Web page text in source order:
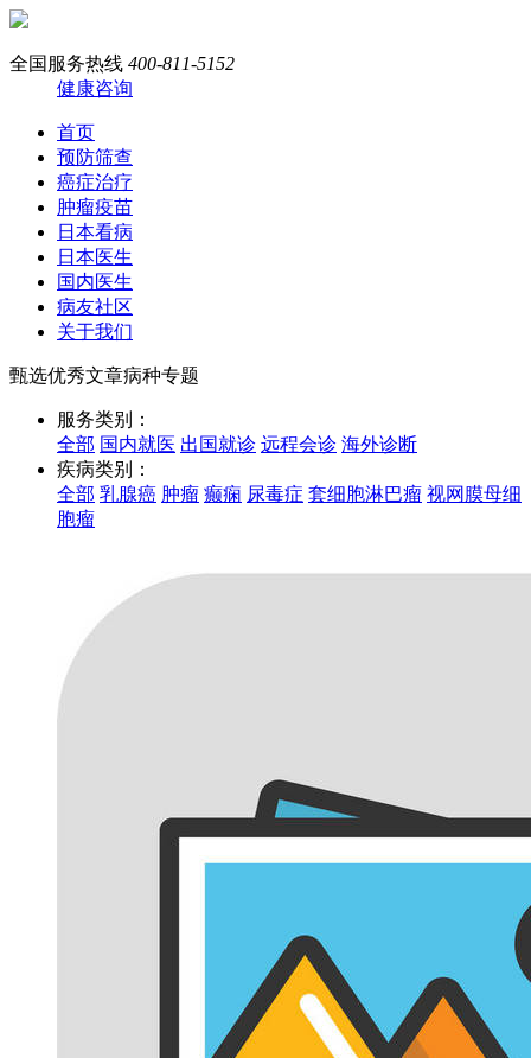
全国服务热线 400-811-5152
健康咨询
首页
预防筛查
癌症治疗
肿瘤疫苗
日本看病
日本医生
国内医生
病友社区
关于我们
甄选优秀文章病种专题
服务类别：
全部 国内就医 出国就诊 远程会诊 海外诊断
疾病类别：
全部 乳腺癌 肿瘤 癫痫 尿毒症 套细胞淋巴瘤 视网膜母细
胞瘤